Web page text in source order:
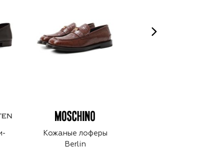
Кожаные лоферы
Berlin